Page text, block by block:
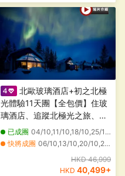
北歐玻璃酒店+初之北極
光體驗11天團【全包價】住玻
璃酒店、追蹤北極光之旅、一
次過參觀市政廳、華莎戰船/露
天/前進號/北極圈科學博物
已成團 04/10,11/10,18/10,25/10,01/11,06/11,12/11,17/11,20/11,22/11,24/11,27/11,29/11
快將成團 06/10,13/10,20/10,27/10,28/10,04/11,08/11,11/11,15/11
HKD 46,999
HKD 40,499+